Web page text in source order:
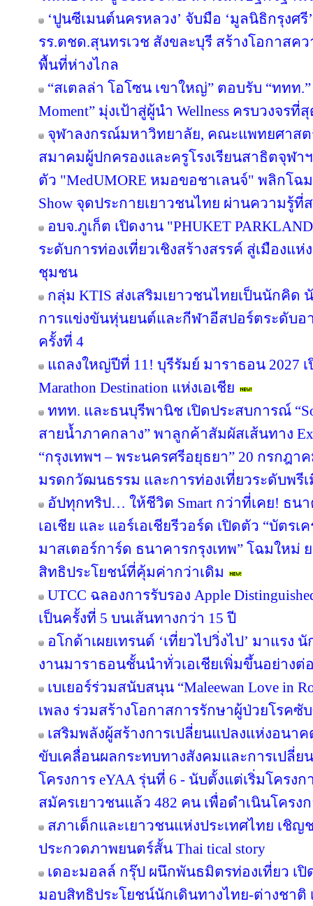
‘ปูนซีเมนต์นครหลวง’ จับมือ ‘มูลนิธิกรุงศรี
รร.ตชด.สุนทรเวช สังขละบุรี สร้างโอกาสค
พื้นที่ห่างไกล
“สเตลล่า โอโซน เขาใหญ่” ตอบรับ “ททท.”
Moment” มุ่งเป้าสู่ผู้นำ Wellness ครบวงจร
จุฬาลงกรณ์มหาวิทยาลัย, คณะแพทยศาส
สมาคมผู้ปกครองและครูโรงเรียนสาธิตจุฬา
ตัว "MedUMORE หมอขอชาเลนจ์" พลิกโฉม
Show จุดประกายเยาวชนไทย ผ่านความรู้ที่
อบจ.ภูเก็ต เปิดงาน "PHUKET
ระดับการท่องเที่ยวเชิงสร้างสรรค์ สู่เมืองแ
ชุมชน
กลุ่ม KTIS ส่งเสริมเยาวชนไทยเป็นนักคิด
การแข่งขันหุ่นยนต์และกีฬาอีสปอร์ตระดับอ
ครั้งที่ 4
แถลงใหญ่ปีที่ 11! บุรีรัมย์ มาราธอน 2027
Marathon Destination แห่งเอเชีย
ททท. และธนบุรีพานิช เปิดประสบการณ์
สายน้ำภาคกลาง” พาลูกค้าสัมผัสเส้นทาง
“กรุงเทพฯ – พระนครศรีอยุธยา” 20 กรกฎ
มรดกวัฒนธรรม และการท่องเที่ยวระดับพรี
อัปทุกทริป… ให้ชีวิต Smart กว่าที่เคย! ธน
เอเชีย และ แอร์เอเชียรีวอร์ด เปิดตัว “บัตร
มาสเตอร์การ์ด ธนาคารกรุงเทพ” โฉมใหม่
สิทธิประโยชน์ที่คุ้มค่ากว่าเดิม
UTCC ฉลองการรับรอง Apple
เป็นครั้งที่ 5 บนเส้นทางกว่า 15 ปี
อโกด้าเผยเทรนด์ ‘เที่ยวไปวิ่งไป’ มาแรง
งานมาราธอนชั้นนำทั่วเอเชียเพิ่มขึ้นอย่างต่
เบเยอร์ร่วมสนับสนุน “Maleewan Love in
เพลง ร่วมสร้างโอกาสการรักษาผู้ป่วยโรค
เสริมพลังผู้สร้างการเปลี่ยนแปลงแห่งอนา
ขับเคลื่อนผลกระทบทางสังคมและการเปลี่ย
โครงการ eYAA รุ่นที่ 6 - นับตั้งแต่เริ่มโครง
สมัครเยาวชนแล้ว 482 คน เพื่อดำเนินโครง
สภาเด็กและเยาวชนแห่งประเทศไทย เชิ
ประกวดภาพยนตร์สั้น Thai tical story
เดอะมอลล์ กรุ๊ป ผนึกพันธมิตรท่องเที่ยว เปิด
มอบสิทธิประโยชน์นักเดินทางไทย-ต่างชาติ